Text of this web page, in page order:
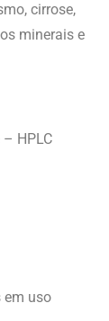
cirrose,
minerais e
HPLC
em uso